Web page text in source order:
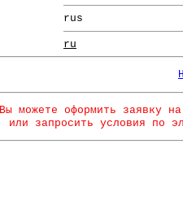
rus
ru
Вы можете оформить заявку
или запросить условия по